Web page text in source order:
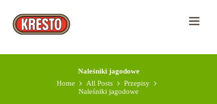
Naleśniki jagodowe
Home
All Posts
Przepisy
Naleśniki jagodowe